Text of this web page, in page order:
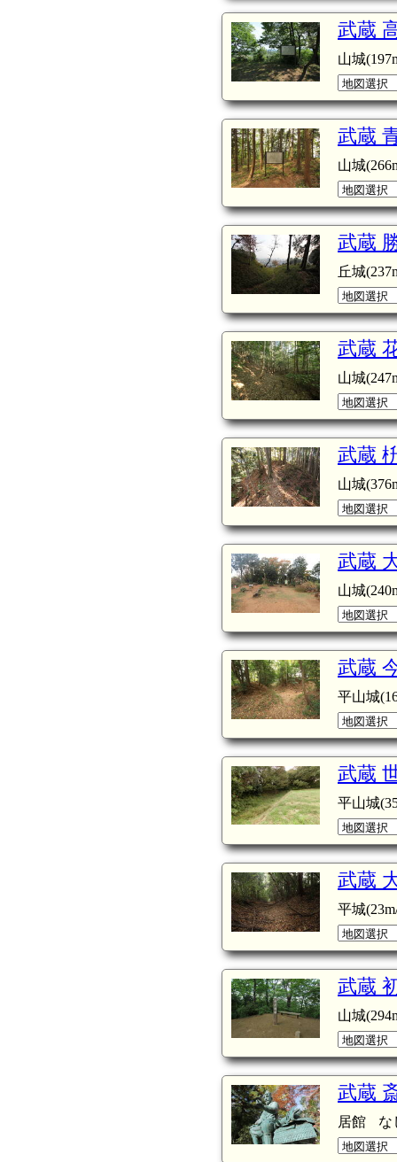
武蔵
山城
武蔵
山城
武蔵
丘城
武蔵
山城
武蔵
山城
武蔵
山城
武蔵
平山城
武蔵
平山城
武蔵
平城
武蔵
山城
武蔵
居館 な